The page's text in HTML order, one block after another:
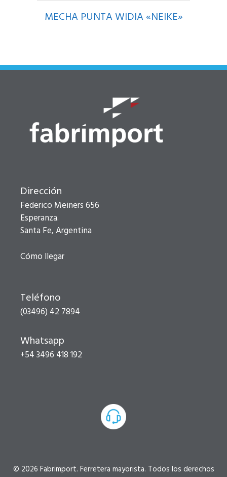
MECHA PUNTA WIDIA «NEIKE»
Dirección
Federico Meiners 656
Esperanza.
Santa Fe, Argentina
Cómo llegar
Teléfono
(03496) 42 7894
Whatsapp
+54 3496 418 192
© 2026 Fabrimport. Ferretera mayorista. Todos los derechos